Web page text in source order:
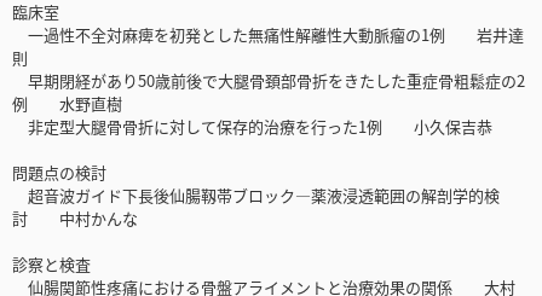
臨床室
一過性不全対麻痺を初発とした無痛性解離性大動脈瘤の1例 岩井達
則
早期閉経があり50歳前後で大腿骨頚部骨折をきたした重症骨粗鬆症の2
例 水野直樹
非定型大腿骨骨折に対して保存的治療を行った1例 小久保吉恭
問題点の検討
超音波ガイド下長後仙腸靱帯ブロック―薬液浸透範囲の解剖学的検
討 中村かんな
診察と検査
仙腸関節性疼痛における骨盤アライメントと治療効果の関係 大村